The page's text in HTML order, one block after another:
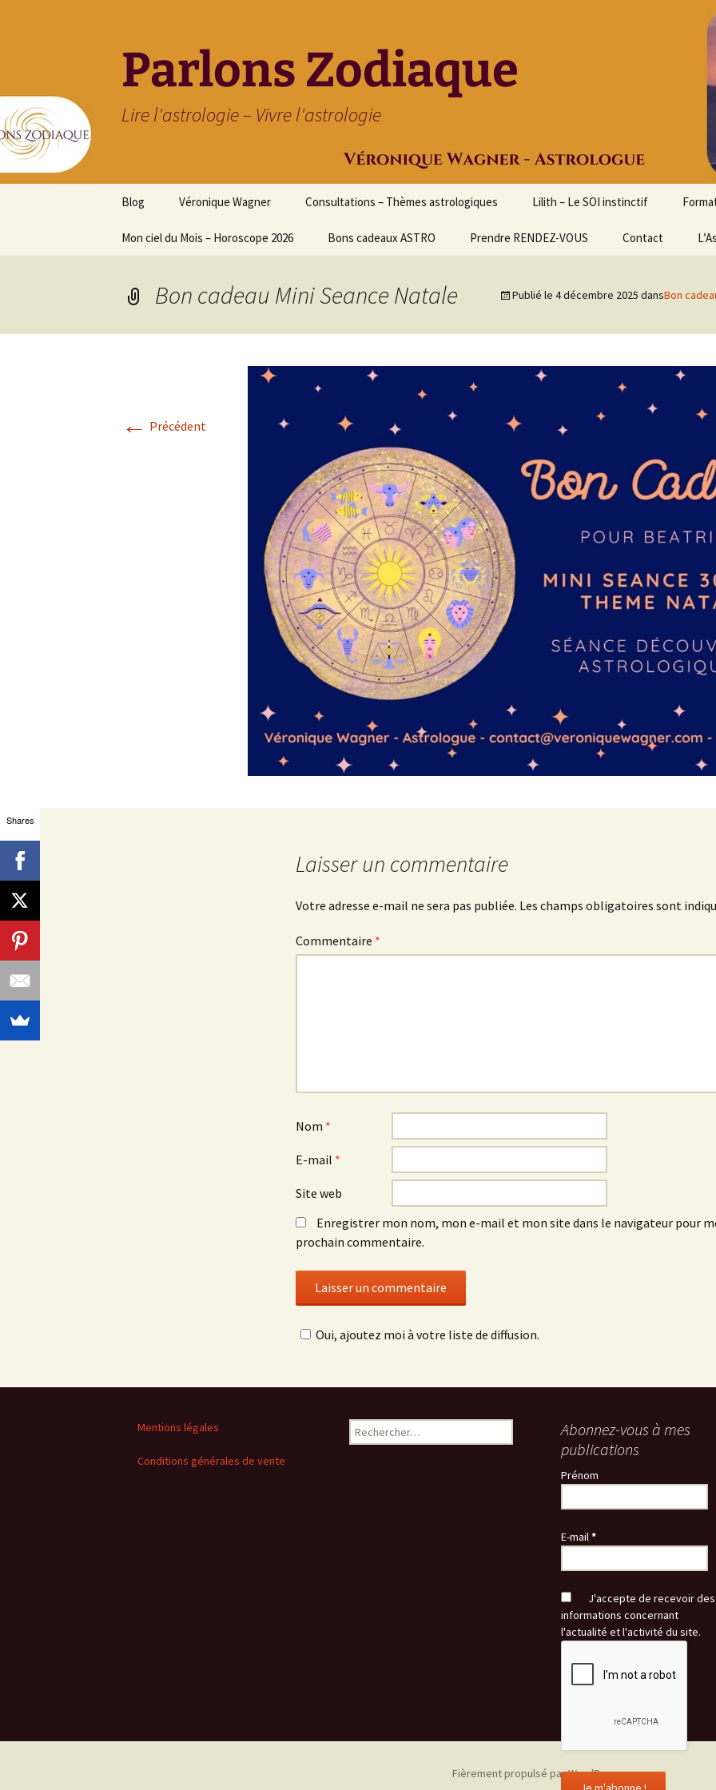
Parlons Zodiaque
Lire l'astrologie – Vivre l'astrologie
contenu
Blog Véronique Wagner Consultations – Thèmes astrologiques Lilith – Le SOI instinctif
Mon ciel du Mois – Horoscope 2026 Bons cadeaux ASTRO Prendre RENDEZ-VOUS Contact
Bon cadeau Mini Seance Natale Publié le 4 décembre 2025 dansBon
← Précédent
Laisser un commentaire
Votre adresse e-mail ne sera pas publiée. Les champs obligatoires sont
Commentaire *
Nom *
E-mail *
Site web
Enregistrer mon nom, mon e-mail et mon site dans le navigateur pour
prochain commentaire.
Oui, ajoutez moi à votre liste de diffusion.
Mentions légales
Conditions générales de vente
Rechercher :
Abonnez-vous à mes
publications
Prénom
E-mail*
J'accepte de recevoir des
informations concernant
l'actualité et l'activité du site.
Fièrement propulsé par WordPress
Shares